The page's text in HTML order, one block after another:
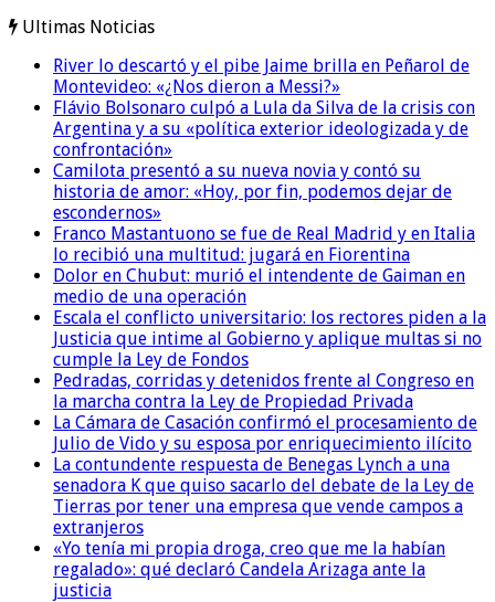
Ultimas Noticias
River lo descartó y el pibe Jaime brilla en Peñarol de
Montevideo: «¿Nos dieron a Messi?»
Flávio Bolsonaro culpó a Lula da Silva de la crisis con
Argentina y a su «política exterior ideologizada y de
confrontación»
Camilota presentó a su nueva novia y contó su
historia de amor: «Hoy, por fin, podemos dejar de
escondernos»
Franco Mastantuono se fue de Real Madrid y en Italia
lo recibió una multitud: jugará en Fiorentina
Dolor en Chubut: murió el intendente de Gaiman en
medio de una operación
Escala el conflicto universitario: los rectores piden a la
Justicia que intime al Gobierno y aplique multas si no
cumple la Ley de Fondos
Pedradas, corridas y detenidos frente al Congreso en
la marcha contra la Ley de Propiedad Privada
La Cámara de Casación confirmó el procesamiento de
Julio de Vido y su esposa por enriquecimiento ilícito
La contundente respuesta de Benegas Lynch a una
senadora K que quiso sacarlo del debate de la Ley de
Tierras por tener una empresa que vende campos a
extranjeros
«Yo tenía mi propia droga, creo que me la habían
regalado»: qué declaró Candela Arizaga ante la
justicia